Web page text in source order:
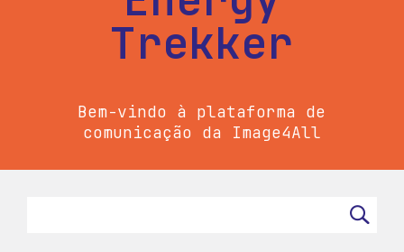
Trekker
Bem-vindo à plataforma de
comunicação da Image4All